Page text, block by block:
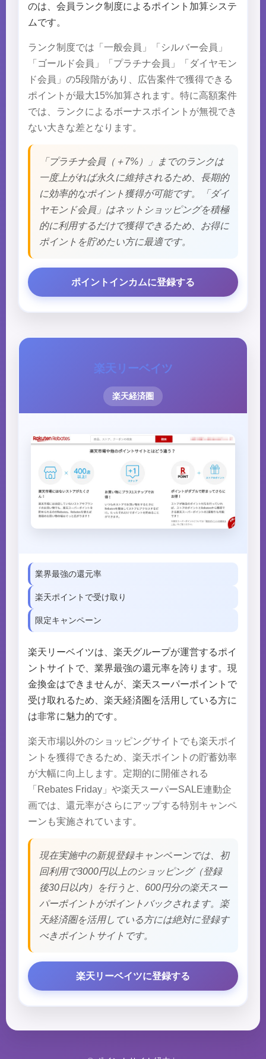
のは、会員ランク制度によるポイント加算システ
ムです。
ランク制度では「一般会員」「シルバー会員」
「ゴールド会員」「プラチナ会員」「ダイヤモン
ド会員」の5段階があり、広告案件で獲得できる
ポイントが最大15%加算されます。特に高額案件
では、ランクによるボーナスポイントが無視でき
ない大きな差となります。
「プラチナ会員（＋7%）」までのランクは
一度上がれば永久に維持されるため、長期的
に効率的なポイント獲得が可能です。「ダイ
ヤモンド会員」はネットショッピングを積極
的に利用するだけで獲得できるため、お得に
ポイントを貯めたい方に最適です。
ポイントインカムに登録する
楽天リーベイツ
楽天経済圏
業界最強の還元率
楽天ポイントで受け取り
限定キャンペーン
楽天リーベイツは、楽天グループが運営するポイ
ントサイトで、業界最強の還元率を誇ります。現
金換金はできませんが、楽天スーパーポイントで
受け取れるため、楽天経済圏を活用している方に
は非常に魅力的です。
楽天市場以外のショッピングサイトでも楽天ポイ
ントを獲得できるため、楽天ポイントの貯蓄効率
が大幅に向上します。定期的に開催される
「Rebates Friday」や楽天スーパーSALE連動企
画では、還元率がさらにアップする特別キャンペ
ーンも実施されています。
現在実施中の新規登録キャンペーンでは、初
回利用で3000円以上のショッピング（登録
後30日以内）を行うと、600円分の楽天スー
パーポイントがポイントバックされます。楽
天経済圏を活用している方には絶対に登録す
べきポイントサイトです。
楽天リーベイツに登録する